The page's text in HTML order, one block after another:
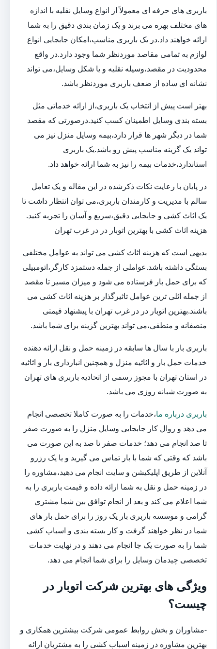
باربری های حرفه ای معمولاً از انواع وسایل نقلیه با اندازه
های مختلف بهره می برند و یک زمان بندی دقیق را به شما
ارائه خواهند داد.در یک باربری مناسب،امکان جابجایی انواع
لوازم به تمامی مقاصد موردنظر شما وجود دارد.در واقع
محدودیت در مقصد،وسیله نقلیه و یا شکل وسایل،می تواند
نشانه ای ساده از ضعف باربری موردنظر باشد.
بهتر است پیش از انتخاب یک باربری،از ارائه خدماتی مثل
بسته بندی وسایل اطمینان کسب کنید.درصورتی که مقصد
شما در دیگر شهر ها قرار دارد،بیمه وسایل منزل نیز می
تواند یک گزینه مناسب پیش رو باشد.یک باربری
استاندارد،خدمات بیمه را نیز به شما ارائه خواهد داد.
در پایان با رعایت نکات ذکرشده در این مقاله و یک تعامل
سالم با مدیریت و کارمندان باربری،می توان انتظار داشت تا
یک اثاث کشی و جابجایی دقیق،سریع و آسان را تجربه کنید.
هزینه اثاث کشی با بهترین اتوبار در در غرب تهران
بدیهی است که هزینه اثاث کشی می تواند به عوامل مختلفی
بستگی داشته باشد.عواملی از جمله دستمزد کارگر،اتومبیلی
که برای حمل بار فرستاده می شود و میزان مسیر تا مقصد
از جمله اثلی ترین عوامل تاثیرگذار بر هزینه اثاث کشی می
باشند.بهترین اتوبار در در غرب تهران با پیشنهاد قیمتی
منصفانه و منطقی،می تواند بهترین گزینه برای شما باشد.
باربری بار با سال ها سابقه در زمینه حمل و نقل ارائه دهنده
خدمات حمل بار و اثاثیه منزل و همچنین انبارداری بار و اثاثیه
در استان تهران با مجوز رسمی از اتحادیه باربری های تهران
به صورت شبانه روزی می باشد.
باربری درباره ما،خدمات را به صورت کاملا تخصصی انجام
می دهد و روال کار جابجایی وسایل منزل را به صورت صفر
تا صد انجام می دهد؛ خدمات صفر تا صد به این صورت می
باشد که وقتی که شما با بار تماس می گیرید و یا یک رزرو
آنلاین از طریق اپلیکیشن و سایت انجام می دهید،مشاوره را
در زمینه حمل و نقل به شما ارائه داده و قیمت باربری را به
شما اعلام می کند و بعد از انجام توافق بین شما مشتری
گرامی و موسسه باربری بار یک روز را برای حمل بار های
شما در نظر خواهند گرفت و کار بسته بندی و اسباب کشی
شما را به صورت یک جا انجام می دهند و در نهایت خدمات
تخصصی چیدمان وسایل را برای شما انجام می دهد.
ویژگی های بهترین شرکت اتوبار در
چیست؟
-مشاوران و بخش روابط عمومی شرکت بیشترین همکاری و
بهترین مشاوره در زمینه اسباب کشی را به مشتریان ارائه